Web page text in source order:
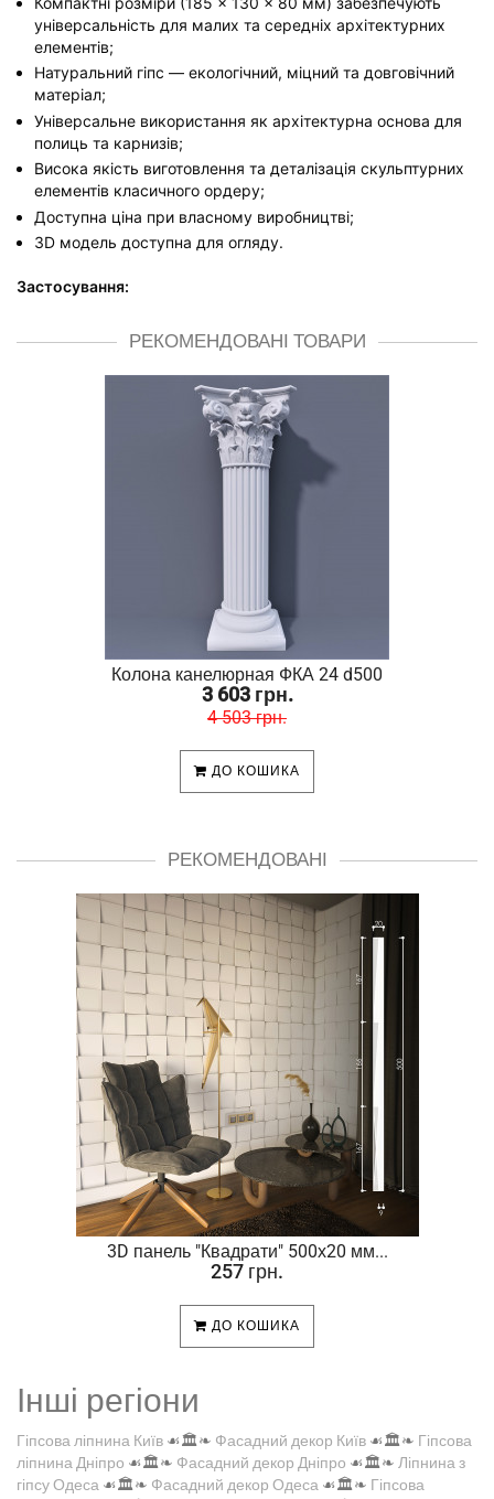
універсальність для малих та середніх архітектурних
елементів;
Натуральний гіпс — екологічний, міцний та довговічний
матеріал;
Універсальне використання як архітектурна основа для
полиць та карнизів;
Висока якість виготовлення та деталізація скульптурних
елементів класичного ордеру;
Доступна ціна при власному виробництві;
3D модель доступна для огляду.
Застосування:
РЕКОМЕНДОВАНІ ТОВАРИ
Колона канелюрная ФКА 24 d500
3 603 грн.
4 503 грн.
ДО КОШИКА
РЕКОМЕНДОВАНІ
3D панель "Квадрати" 500х20 мм...
257 грн.
ДО КОШИКА
Інші регіони
Гіпсова ліпнина Київ ☙🏛️❧ Фасадний декор Київ ☙🏛️❧ Гіпсова
ліпнина Дніпро ☙🏛️❧ Фасадний декор Дніпро ☙🏛️❧ Ліпнина з
гіпсу Одеса ☙🏛️❧ Фасадний декор Одеса ☙🏛️❧ Гіпсова